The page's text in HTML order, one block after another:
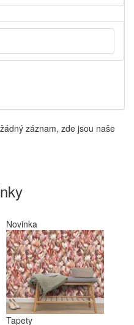
záznam, zde jsou naše
Novinka
Tapety